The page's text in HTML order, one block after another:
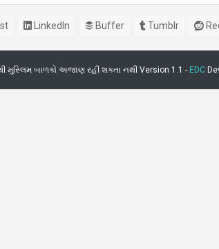
LinkedIn Buffer Tumblr
મુસ્લિમ બાળકો અજાણ રહી શકતા નથી Version 1.1 - EDC